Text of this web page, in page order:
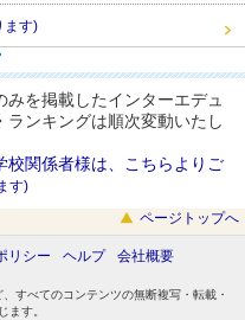
ます)
を掲載したインターエデュ
ンキングは順次変動いたし
関係者様は、こちらよりご
す)
ページトップへ
リシー ヘルプ 会社概要
すべてのコンテンツの無断複写・転載・
ます。